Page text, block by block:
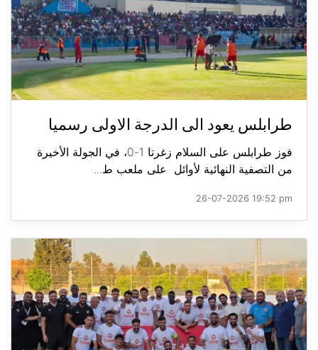
طرابلس يعود الى الدرجة الاولى رسميا
فوز طرابلس على السلام زغرتا 1-0، في الجولة الأخيرة
من التصفية النهائية لأوائل على ملعب ط...
26-07-2026 19:52 pm